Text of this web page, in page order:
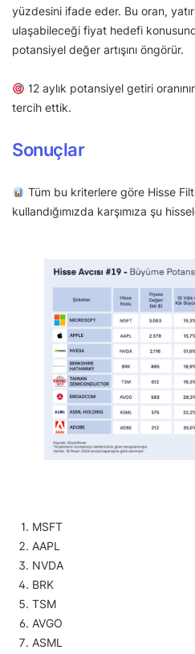
yüzdesini ifade eder. Bu oran,
ulaşabileceği fiyat hedefi
potansiyel değer artışını öngörür.
12 aylık potansiyel getiri
tercih ettik.
Sonuçlar
Tüm bu kriterlere göre Hisse
kullandığımızda karşımıza şu
MSFT
AAPL
NVDA
BRK
TSM
AVGO
ASML